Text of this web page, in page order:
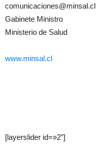
comunicaciones@minsal.cl
Gabinete Ministro
Ministerio de Salud
www.minsal.cl
[layerslider id=»2″]